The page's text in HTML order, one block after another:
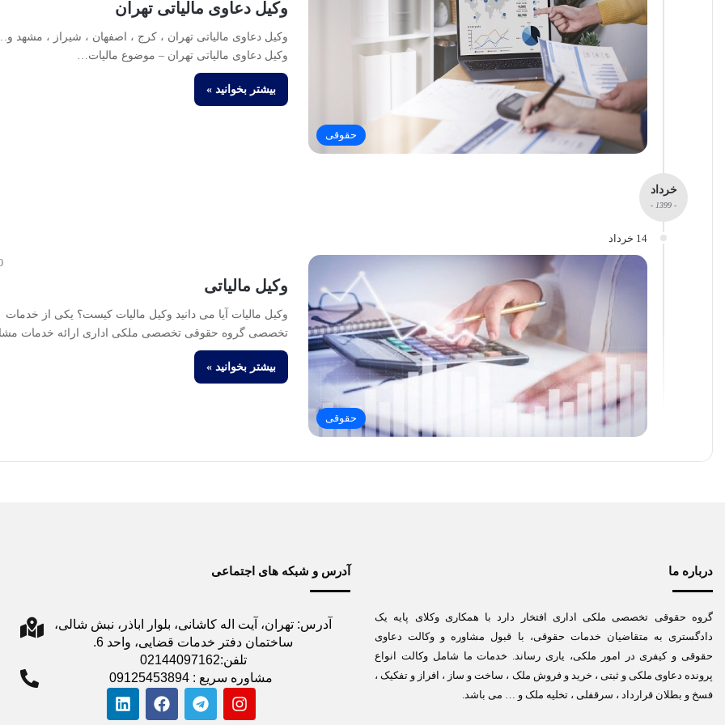
حقوقی
وکیل دعاوی مالیاتی تهران
وکیل دعاوی مالیاتی تهران ، کرج ، اصفهان ، شیراز ، مشهد
وکیل دعاوی مالیاتی تهران – موضوع مالیات…
بیشتر بخوانید »
خرداد
- 1399 -
14 خرداد
حقوقی
وکیل مالیاتی
وکیل مالیات آیا می دانید وکیل مالیات کیست؟ یکی از خدمات
تخصصی گروه حقوقی تخصصی ملکی اداری ارائه خدمات
بیشتر بخوانید »
درباره ما
گروه حقوقی تخصصی ملکی اداری افتخار دارد با همکاری وکلای پایه یک
دادگستری به متقاضیان خدمات حقوقی، با قبول مشاوره و وکالت دعاوی
حقوقی و کیفری در امور ملکی، یاری رساند. خدمات ما شامل وکالت انواع
پرونده دعاوی ملکی و ثبتی ، خرید و فروش ملک ، ساخت و ساز ، افراز و تفکیک ،
فسخ و بطلان قرارداد ، سرقفلی ، تخلیه ملک و … می باشد.
آدرس و شبکه های اجتماعی
آدرس: تهران، آیت اله کاشانی، بلوار اباذر، نبش شالی،
ساختمان دفتر خدمات قضایی، واحد 6.
تلفن:02144097162
مشاوره سریع : 09125453894